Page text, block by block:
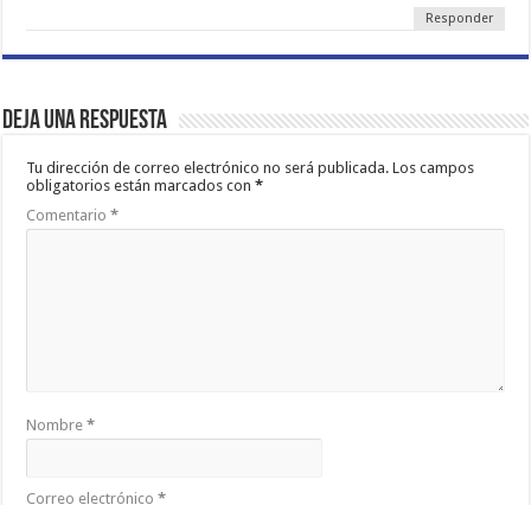
Responder
Deja una respuesta
Tu dirección de correo electrónico no será publicada. Los campos
obligatorios están marcados con*
Comentario*
Nombre*
Correo electrónico*